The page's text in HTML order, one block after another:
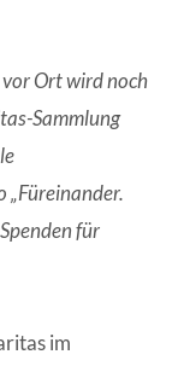
Ort wird noch
Sammlung
„Füreinander.
für
im